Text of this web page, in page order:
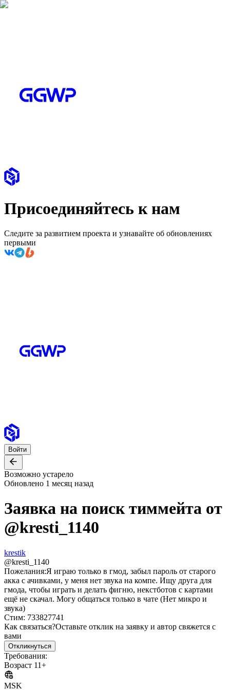
Присоединяйтесь к нам
Следите за развитием проекта и узнавайте об обновлениях
первыми
Войти
Возможно устарело
Обновлено 1 месяц назад
Заявка на поиск тиммейта от
@kresti_1140
krestik
@kresti_1140
Пожелания:Я играю только в гмод, забыл пароль от старого
акка с ачивками, у меня нет звука на компе. Ищу друга для
гмода, чтобы играть и делать фигню, некстботов с картами
ещё не скачал. Могу общаться только в чате (Нет микро и
звука)
Стим: 733827741
Как связаться?Оставьте отклик на заявку и автор свяжется с
вами
Откликнуться
Требования:
Возраст 11+
MSK